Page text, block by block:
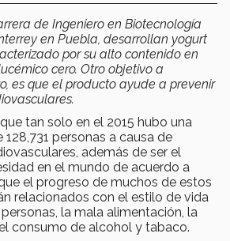
de Ingeniero en Biotecnología
en Puebla, desarrollan yogurt
por su alto contenido en
cero. Otro objetivo a
es que el producto ayude a prevenir
tan solo en el 2015 hubo una
personas a causa de
además de ser el
en el mundo de acuerdo a
el progreso de muchos de estos
relacionados con el estilo de vida
la mala alimentación, la
consumo de alcohol y tabaco.